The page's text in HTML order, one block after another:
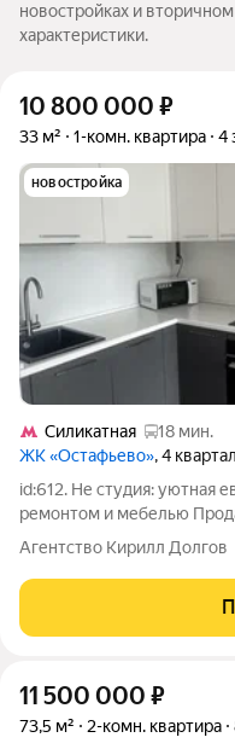
новостройках и
характеристики.
10 800 000 ₽
33 м² 1-комн. квартира 4
новостройка
Силикатная
18 мин.
ЖК «Остафьево», 4
id:612. Не студия: уютная
ремонтом и мебелью
евродвушка площадью 33
района Щербинка.
грамотное зонирование.
Агентство Кирилл Долгов
11 500 000 ₽
73,5 м² 2-комн. квартира